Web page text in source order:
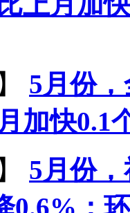
】 5月份
加快0.1
】 5月份